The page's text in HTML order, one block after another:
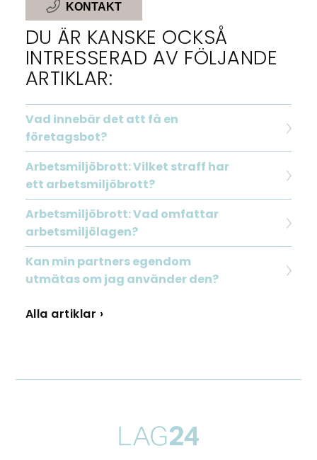
KONTAKT
DU ÄR KANSKE OCKSÅ
INTRESSERAD AV FÖLJANDE
ARTIKLAR:
Vad innebär det att få en
företagsbot?
Arbetsmiljöbrott: Vilket straff har
ett arbetsmiljöbrott?
Arbetsmiljöbrott: Vad omfattar
arbetsmiljölagen?
Kan min partners egendom
utmätas om jag använder den?
Alla artiklar ›